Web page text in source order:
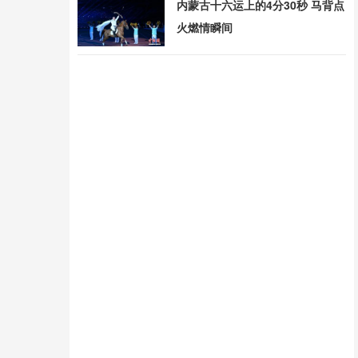
内蒙古十六运上的4分30秒 马背点
火燃情瞬间